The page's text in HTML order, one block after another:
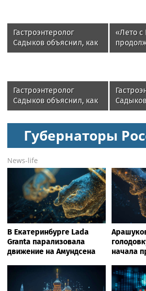
Гастроэнтеролог
Садыков объяснил, как
амброзия может влиять
«Лето с
—
Гастроэнтеролог
Садыков объяснил, как
сахар в рационе
тканейГубернаторы
News-life
В Екатеринбурге Lada
Granta парализовала
движение на Амундсена
начала